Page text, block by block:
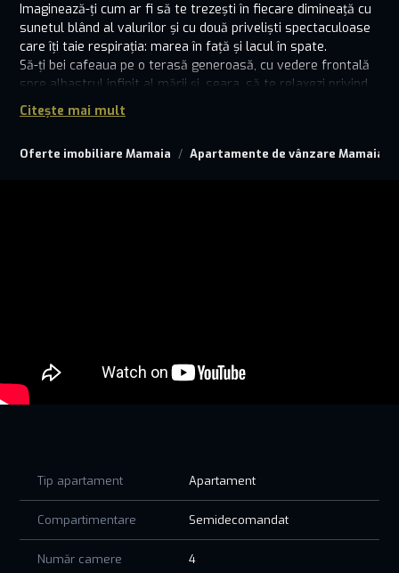
Oferte imobiliare Mamaia Apartamente de vânzare Mamaia
Imaginează-ți cum ar fi să te trezești în fiecare dimineață cu
sunetul blând al valurilor și cu două priveliști spectaculoase
care îți taie respirația: marea în față și lacul în spate.
Să-ți bei cafeaua pe o terasă generoasă, cu vedere frontală
spre albastrul infinit al mării și, seara, să te relaxezi privind
liniștea lacului care reflectă culorile apusului.
inima Stațiunii Mamaia, oferă nu doar o locuință, ci un stil de
✔️ Confort, eficiență energetică și intimitate
✔️ Acces rapid la plajă, restaurante și viața de noapte
iar fiecare zi – o evadare din cotidian.
PRETUL AFISAT NU CONTINE TVA!
Bine ai venit în locul unde marea și lacul se întâlnesc. Bine ai
venit acasă.
Citește mai mult
Tip apartament Apartament
Compartimentare Semidecomandat
Număr camere 4